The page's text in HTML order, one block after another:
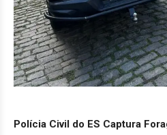
Polícia Civil do ES Captura